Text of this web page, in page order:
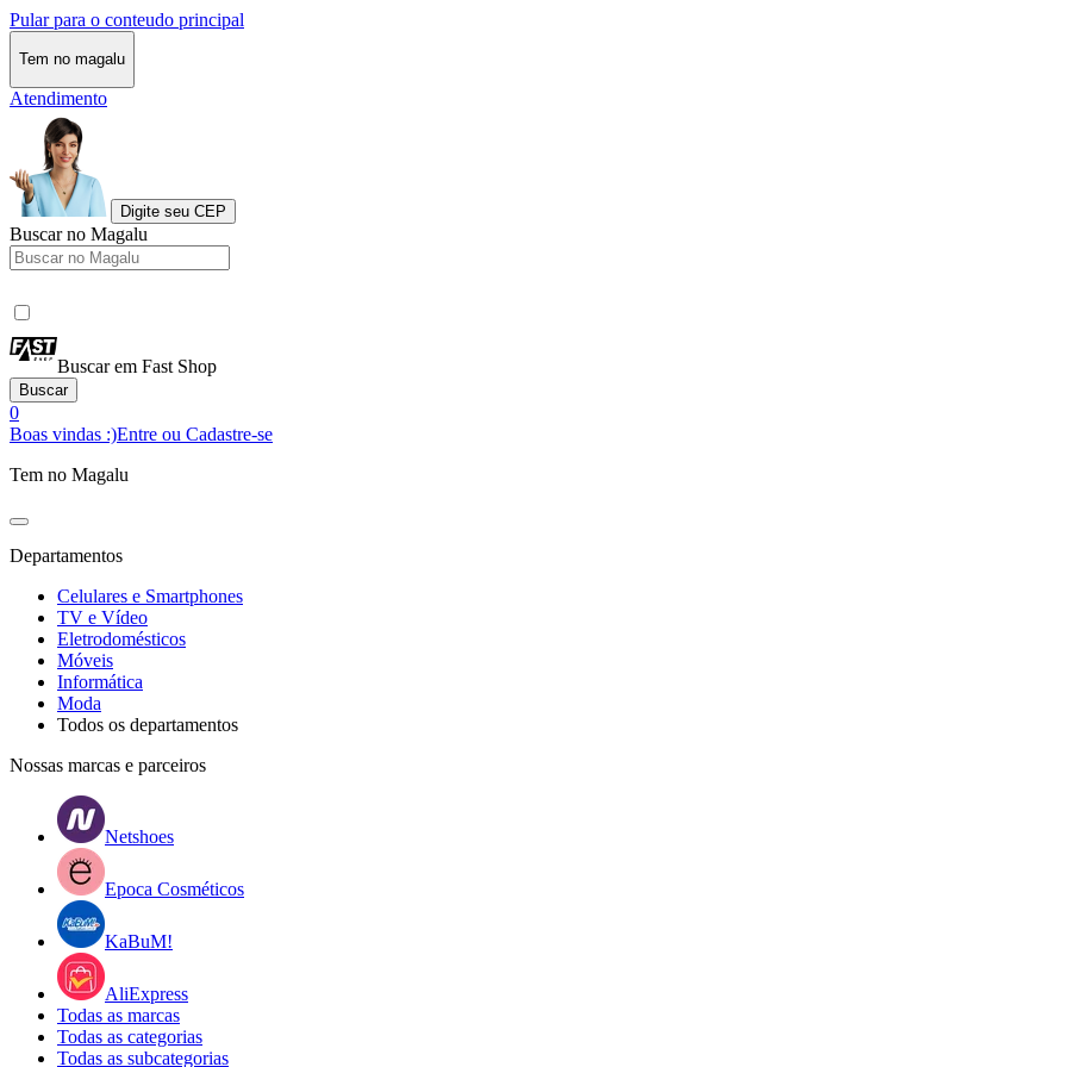
Pular para o conteudo principal
Tem no magalu
Atendimento
Digite seu CEP
Buscar no Magalu
Buscar em Fast Shop
Buscar
0
Boas vindas :)Entre ou Cadastre-se
Tem no Magalu
Departamentos
Celulares e Smartphones
TV e Vídeo
Eletrodomésticos
Móveis
Informática
Moda
Todos os departamentos
Nossas marcas e parceiros
Netshoes
Epoca Cosméticos
KaBuM!
AliExpress
Todas as marcas
Todas as categorias
Todas as subcategorias